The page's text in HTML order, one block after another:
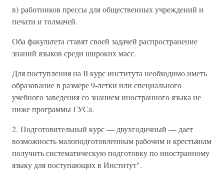
в) работников прессы для общественных учреждений и
печати и толмачей.
Оба факультета ставят своей задачей распространение
знаний языков среди широких масс.
Для поступления на II курс института необходимо иметь
образование в размере 9-летки или специального
учебного заведения со знанием иностранного языка не
ниже программы ГУСа.
2. Подготовительный курс — двухгодичный — дает
возможность малоподготовленным рабочим и крестьянам
получить систематическую подготовку по иностранному
языку для поступающих в Институт".